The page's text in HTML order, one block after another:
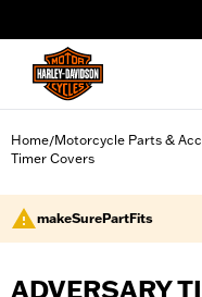
Home/Motorcycle Parts &
Timer Covers
makeSurePartFits
ADVERSARY